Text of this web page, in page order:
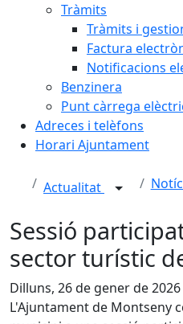
Tràmits
Tràmits i
Factura
Notificacions
Benzinera
Punt càrrega
Adreces i telèfons
Horari Ajuntament
Actualitat
Sessió
sector turístic
Dilluns, 26 de gener de 2026
L'Ajuntament de Montseny